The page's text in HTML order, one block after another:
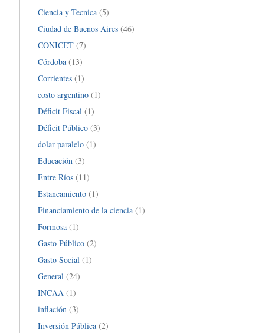
Ciencia y Tecnica(5)
Ciudad de Buenos Aires(46)
CONICET(7)
Córdoba(13)
Corrientes(1)
costo argentino(1)
Déficit Fiscal(1)
Déficit Público(3)
dolar paralelo(1)
Educación(3)
Entre Ríos(11)
Estancamiento(1)
Financiamiento de la ciencia(1)
Formosa(1)
Gasto Público(2)
Gasto Social(1)
General(24)
INCAA(1)
inflación(3)
Inversión Pública(2)